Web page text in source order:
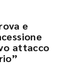
e
attacco